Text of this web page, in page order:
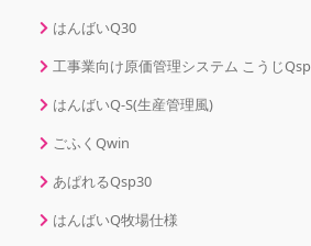
はんばいQ30
工事業向け原価管理システム こうじQsp
はんばいQ-S(生産管理風)
ごふくQwin
あぱれるQsp30
はんばいQ牧場仕様